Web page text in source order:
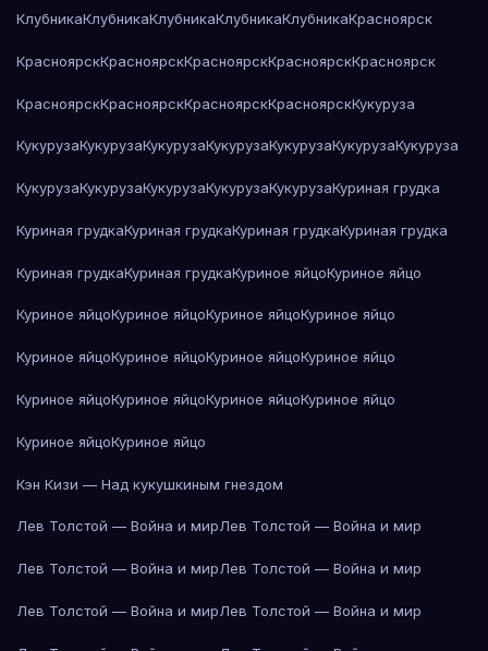
КлубникаКлубникаКлубникаКлубникаКлубникаКрасноярск
КрасноярскКрасноярскКрасноярскКрасноярскКрасноярск
КрасноярскКрасноярскКрасноярскКрасноярскКукуруза
КукурузаКукурузаКукурузаКукурузаКукурузаКукурузаКукуруза
КукурузаКукурузаКукурузаКукурузаКукурузаКуриная грудка
Куриная грудкаКуриная грудкаКуриная грудкаКуриная грудка
Куриная грудкаКуриная грудкаКуриное яйцоКуриное яйцо
Куриное яйцоКуриное яйцоКуриное яйцоКуриное яйцо
Куриное яйцоКуриное яйцоКуриное яйцоКуриное яйцо
Куриное яйцоКуриное яйцоКуриное яйцоКуриное яйцо
Куриное яйцоКуриное яйцо
Кэн Кизи — Над кукушкиным гнездом
Лев Толстой — Война и мирЛев Толстой — Война и мир
Лев Толстой — Война и мирЛев Толстой — Война и мир
Лев Толстой — Война и мирЛев Толстой — Война и мир